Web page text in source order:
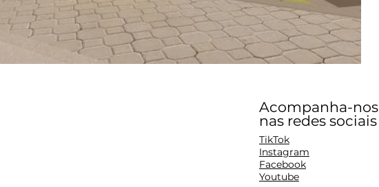
Acompanha-nos
nas redes sociais
TikTok
Instagram
Facebook
Youtube